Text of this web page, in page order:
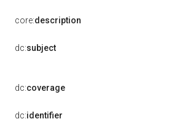
core:description
dc:subject
dc:coverage
dc:identifier